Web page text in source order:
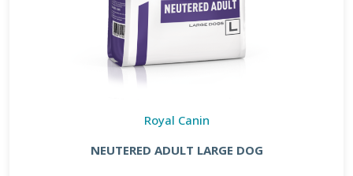
Royal Canin
NEUTERED ADULT LARGE DOG